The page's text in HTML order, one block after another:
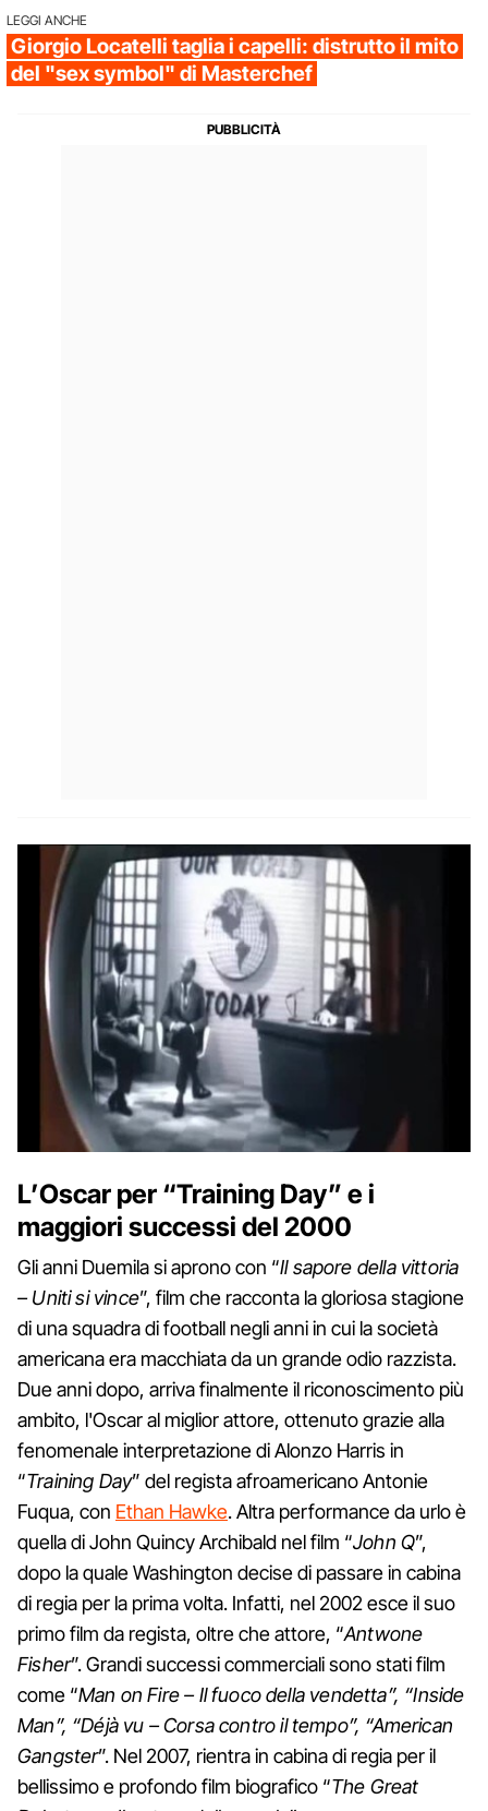
LEGGI ANCHE
Giorgio Locatelli taglia i capelli: distrutto il mito
del "sex symbol" di Masterchef
L’Oscar per “Training Day” e i
maggiori successi del 2000
Gli anni Duemila si aprono con “Il sapore della vittoria
– Uniti si vince”, film che racconta la gloriosa stagione
di una squadra di football negli anni in cui la società
americana era macchiata da un grande odio razzista.
Due anni dopo, arriva finalmente il riconoscimento più
ambito, l'Oscar al miglior attore, ottenuto grazie alla
fenomenale interpretazione di Alonzo Harris in
“Training Day” del regista afroamericano Antonie
Fuqua, con Ethan Hawke. Altra performance da urlo è
quella di John Quincy Archibald nel film “John Q”,
dopo la quale Washington decise di passare in cabina
di regia per la prima volta. Infatti, nel 2002 esce il suo
primo film da regista, oltre che attore, “Antwone
Fisher”. Grandi successi commerciali sono stati film
come “Man on Fire – Il fuoco della vendetta”, “Inside
Man”, “Déjà vu – Corsa contro il tempo”, “American
Gangster”. Nel 2007, rientra in cabina di regia per il
bellissimo e profondo film biografico “The Great